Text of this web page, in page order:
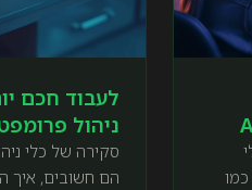
ניהול
סקירה של כלי
הם חשובים, איך